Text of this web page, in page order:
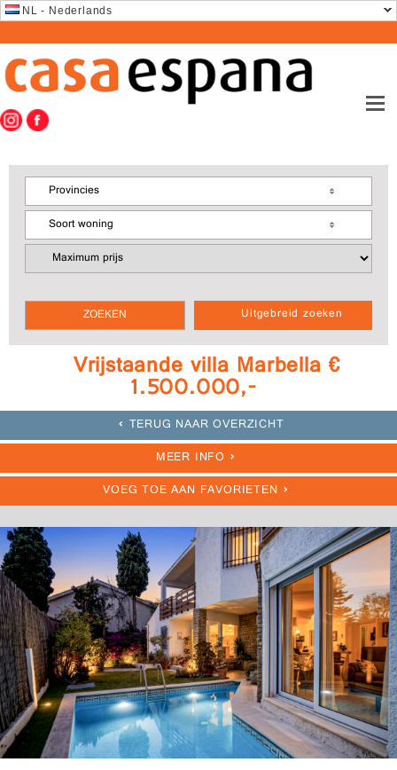
NL - Nederlands
Uitgebreid zoeken
Provincies
Soort woning
Vrijstaande villa Marbella €
1.500.000,-
TERUG NAAR OVERZICHT
MEER INFO
VOEG TOE AAN FAVORIETEN